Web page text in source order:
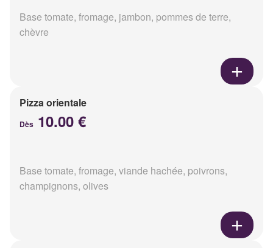
Base tomate, fromage, jambon, pommes de terre,
chèvre
Pizza orientale
Dès 10.00 €
Base tomate, fromage, viande hachée, poivrons,
champignons, olives